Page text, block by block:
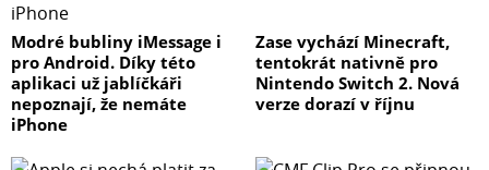
Modré bubliny iMessage i
pro Android. Díky této
aplikaci už jablíčkáři
nepoznají, že nemáte
iPhone
Zase vychází Minecraft,
tentokrát nativně pro
Nintendo Switch 2. Nová
verze dorazí v říjnu